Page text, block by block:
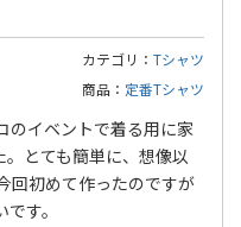
カテゴリ： Tシャツ
商品： 定番Tシャツ
のイベントで着る用に家
とても簡単に、想像以
回初めて作ったのですが
す。